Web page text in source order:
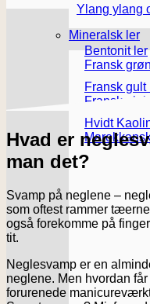
Ylang ylang
Mineralsk ler
Bentonit ler
Fransk
Fransk gult
Fransk pink
Hvidt
Hvad er
man det?
Svamp på neglene –
som oftest rammer
også forekomme på
tit.
Neglesvamp er en
neglene. Men hvordan
forurenede